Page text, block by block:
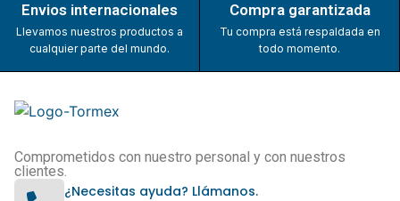
Envios internacionales
Llevamos nuestros productos a
cualquier parte del mundo.
Compra garantizada
Tu compra está respaldada en
todo momento.
Comprometidos con nuestro personal y con nuestros
clientes.
¿Necesitas ayuda? Llámanos.